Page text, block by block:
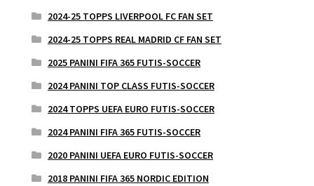
2024-25 TOPPS LIVERPOOL FC FAN SET
2024-25 TOPPS REAL MADRID CF FAN SET
2025 PANINI FIFA 365 FUTIS-SOCCER
2024 PANINI TOP CLASS FUTIS-SOCCER
2024 TOPPS UEFA EURO FUTIS-SOCCER
2024 PANINI FIFA 365 FUTIS-SOCCER
2020 PANINI UEFA EURO FUTIS-SOCCER
2018 PANINI FIFA 365 NORDIC EDITION